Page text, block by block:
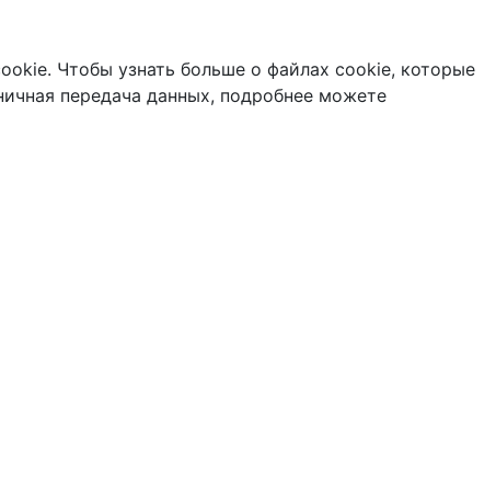
Чтобы узнать больше о файлах cookie, которые
передача данных, подробнее можете